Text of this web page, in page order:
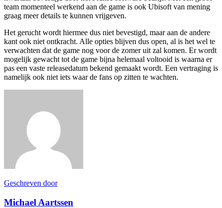
team momenteel werkend aan de game is ook Ubisoft van mening
graag meer details te kunnen vrijgeven.
Het gerucht wordt hiermee dus niet bevestigd, maar aan de andere
kant ook niet ontkracht. Alle opties blijven dus open, al is het wel te
verwachten dat de game nog voor de zomer uit zal komen. Er wordt
mogelijk gewacht tot de game bijna helemaal voltooid is waarna er
pas een vaste releasedatum bekend gemaakt wordt. Een vertraging is
namelijk ook niet iets waar de fans op zitten te wachten.
Geschreven door
Michael Aartssen